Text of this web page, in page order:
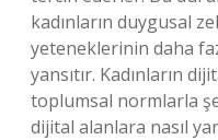
kadınların duygusal
yeteneklerinin daha
yansıtır. Kadınların
toplumsal normlarla
dijital alanlara nasıl